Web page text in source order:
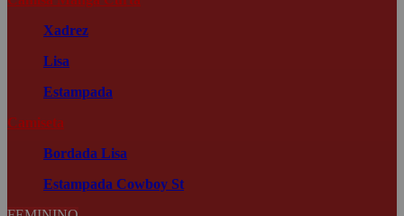
Xadrez
Lisa
Estampada
Camiseta
Bordada Lisa
Estampada Cowboy St